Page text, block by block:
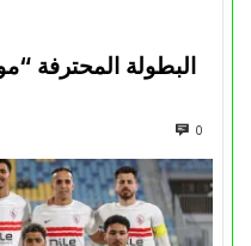
البطولة المحترفة
0